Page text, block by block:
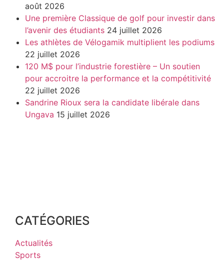
août 2026
Une première Classique de golf pour investir dans
l’avenir des étudiants 24 juillet 2026
Les athlètes de Vélogamik multiplient les podiums
22 juillet 2026
120 M$ pour l’industrie forestière – Un soutien
pour accroitre la performance et la compétitivité
22 juillet 2026
Sandrine Rioux sera la candidate libérale dans
Ungava 15 juillet 2026
CATÉGORIES
Actualités
Sports